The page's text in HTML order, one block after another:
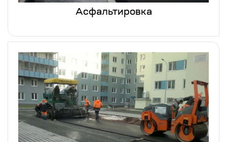
Асфальтировка